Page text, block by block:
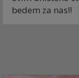
bedem za nas!!